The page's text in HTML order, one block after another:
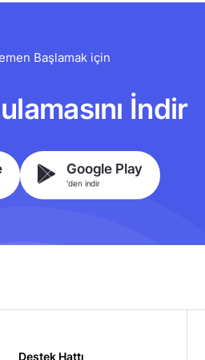
Başlamak için
İndir
Google Play
'den indir
Destek Hattı